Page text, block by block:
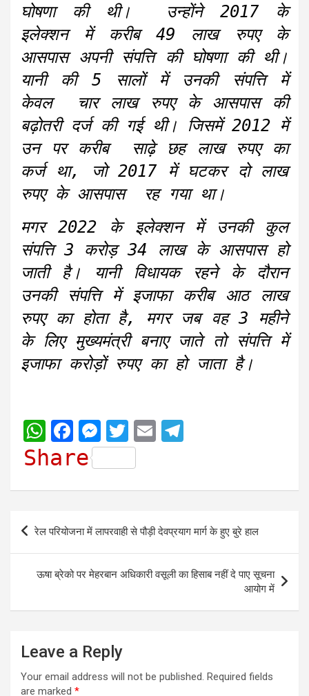
घोषणा की थी। उन्होंने 2017 के
इलेक्शन में करीब 49 लाख रुपए के
आसपास अपनी संपत्ति की घोषणा की थी।
यानी की 5 सालों में उनकी संपत्ति में
केवल चार लाख रुपए के आसपास की
बढ़ोतरी दर्ज की गई थी। जिसमें 2012 में
उन पर करीब साढ़े छह लाख रुपए का
कर्ज था, जो 2017 में घटकर दो लाख
रुपए के आसपास रह गया था।
मगर 2022 के इलेक्शन में उनकी कुल
संपत्ति 3 करोड़ 34 लाख के आसपास हो
जाती है। यानी विधायक रहने के दौरान
उनकी संपत्ति में इजाफा करीब आठ लाख
रुपए का होता है, मगर जब वह 3 महीने
के लिए मुख्यमंत्री बनाए जाते तो संपत्ति में
इजाफा करोड़ों रुपए का हो जाता है।
W
h
t
s
A
p
F
a
e
o
k
M
e
s
s
n
e
r
T
w
i
t
t
e
r
E
i
l
e
r
a
m
Share
Post
रेल परियोजना में लापरवाही से पौड़ी देवप्रयाग मार्ग के हुए बुरे हाल
ऊषा ब्रेको पर मेहरबान अधिकारी वसूली का हिसाब नहीं दे पाए सूचना
आयोग में
Leave a Reply
Your email address will not be published. Required fields
are marked *